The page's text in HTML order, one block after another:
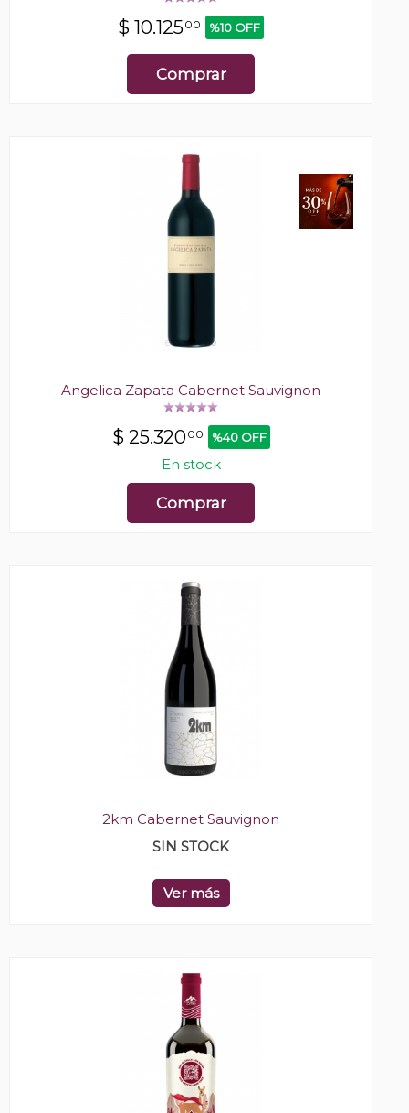
$ 10.12500 %10 OFF
Comprar
Angelica Zapata Cabernet Sauvignon
$ 25.32000 %40 OFF
En stock
Comprar
2km Cabernet Sauvignon
SIN STOCK
Ver más